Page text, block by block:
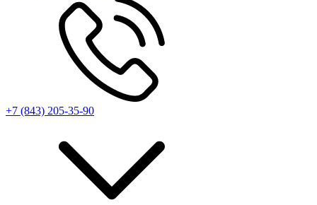
+7 (843) 205-35-90